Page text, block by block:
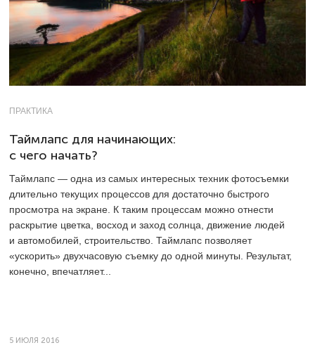
ПРАКТИКА
Таймлапс для начинающих:
с чего начать?
Таймлапс — одна из самых интересных техник фотосъемки
длительно текущих процессов для достаточно быстрого
просмотра на экране. К таким процессам можно отнести
раскрытие цветка, восход и заход солнца, движение людей
и автомобилей, строительство. Таймлапс позволяет
«ускорить» двухчасовую съемку до одной минуты. Результат,
конечно, впечатляет...
5 ИЮЛЯ 2016